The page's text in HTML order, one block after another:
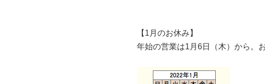
【1月のお休み】
年始の営業は1月6日（木）から。